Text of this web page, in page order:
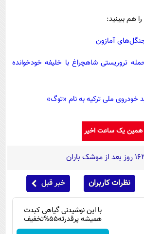
هم ببینید:
آمازون
تروریستی شاهچراغ با خلیفه خودخوانده
خودروی ملی ترکیه به نام «توگ»
همین یک ساعت اخیر
نظرات کاربران خبر قبل
با این نوشیدنی گیاهی کبدت
همیشه پرقدرته55%تخفیف